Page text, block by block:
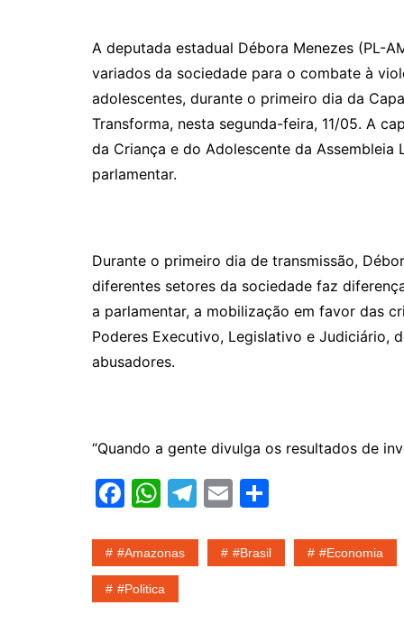
A deputada estadual Débora Menezes (PL-
variados da sociedade para o combate à
adolescentes, durante o primeiro dia da
Transforma, nesta segunda-feira, 11/05. A
da Criança e do Adolescente da
parlamentar.
Durante o primeiro dia de transmissão,
diferentes setores da sociedade faz
a parlamentar, a mobilização em favor das
Poderes Executivo, Legislativo e Judiciário,
abusadores.
“Quando a gente divulga os resultados de
F
c
e
b
W
at
s
A
T
e
E
ai ar
#amazonas #Brasil #economia
#politica